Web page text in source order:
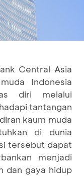
Central Asia
Indonesia
diri melalui
tantangan
kaum muda
di dunia
tersebut dapat
menjadi
dan gaya hidup